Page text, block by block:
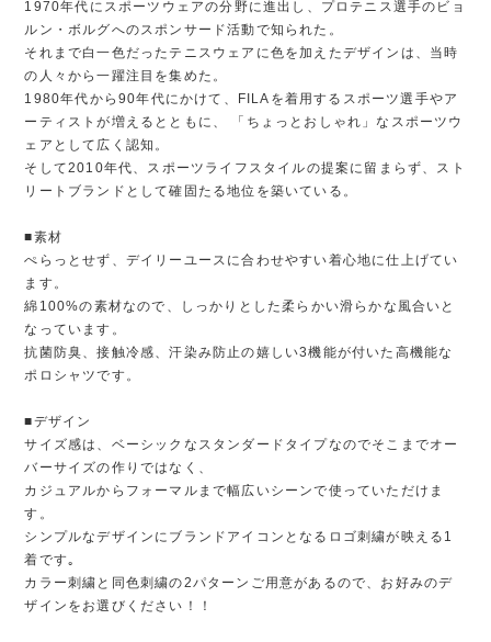
1970年代にスポーツウェアの分野に進出し、プロテニス選手のビョ
ルン・ボルグへのスポンサード活動で知られた。
それまで白一色だったテニスウェアに色を加えたデザインは、当時
の人々から一躍注目を集めた。
1980年代から90年代にかけて、FILAを着用するスポーツ選手やア
ーティストが増えるとともに、 「ちょっとおしゃれ」なスポーツウ
ェアとして広く認知。
そして2010年代、スポーツライフスタイルの提案に留まらず、スト
リートブランドとして確固たる地位を築いている。
■素材
ぺらっとせず、デイリーユースに合わせやすい着心地に仕上げてい
ます。
綿100%の素材なので、しっかりとした柔らかい滑らかな風合いと
なっています。
抗菌防臭、接触冷感、汗染み防止の嬉しい3機能が付いた高機能な
ポロシャツです。
■デザイン
サイズ感は、ベーシックなスタンダードタイプなのでそこまでオー
バーサイズの作りではなく、
カジュアルからフォーマルまで幅広いシーンで使っていただけま
す。
シンプルなデザインにブランドアイコンとなるロゴ刺繍が映える1
着です｡
カラー刺繍と同色刺繍の2パターンご用意があるので、お好みのデ
ザインをお選びください！！